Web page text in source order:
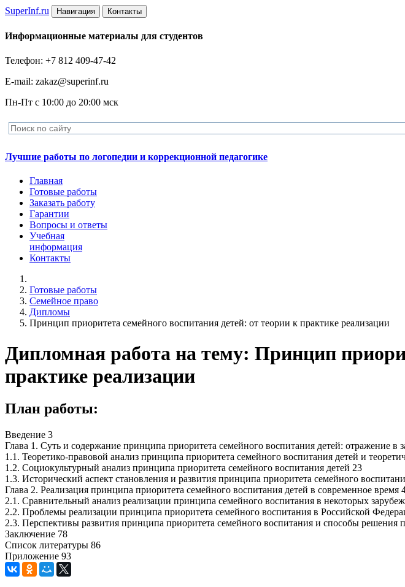
SuperInf.ru Навигация Контакты
Информационные материалы для студентов
Телефон: +7 812 409-47-42
E-mail: zakaz@superinf.ru
Пн-Пт с 10:00 до 20:00 мск
Лучшие работы по логопедии и коррекционной педагогике
Главная
Готовые работы
Заказать работу
Гарантии
Вопросы и ответы
Учебная
информация
Контакты
Готовые работы
Семейное право
Дипломы
Принцип приоритета семейного воспитания детей: от теории к практике реализации
Дипломная работа на тему: Принцип
практике реализации
План работы:
Введение 3
Глава 1. Суть и содержание принципа приоритета семейного воспитания детей: отражение в
1.1. Теоретико-правовой анализ принципа приоритета семейного воспитания детей и
1.2. Социокультурный анализ принципа приоритета семейного воспитания детей 23
1.3. Исторический аспект становления и развития принципа приоритета семейного
Глава 2. Реализация принципа приоритета семейного воспитания детей в современное время
2.1. Сравнительный анализ реализации принципа семейного воспитания в некоторых
2.2. Проблемы реализации принципа приоритета семейного воспитания в Российской
2.3. Перспективы развития принципа приоритета семейного воспитания и способы решения
Заключение 78
Список литературы 86
Приложение 93